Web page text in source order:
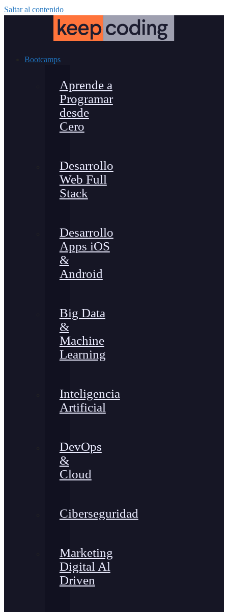
Saltar al contenido
Bootcamps
Aprende a
Programar
desde
Cero
Desarrollo
Web Full
Stack
Desarrollo
Apps iOS
&
Android
Big Data
&
Machine
Learning
Inteligencia
Artificial
DevOps
&
Cloud
Ciberseguridad
Marketing
Digital Al
Driven